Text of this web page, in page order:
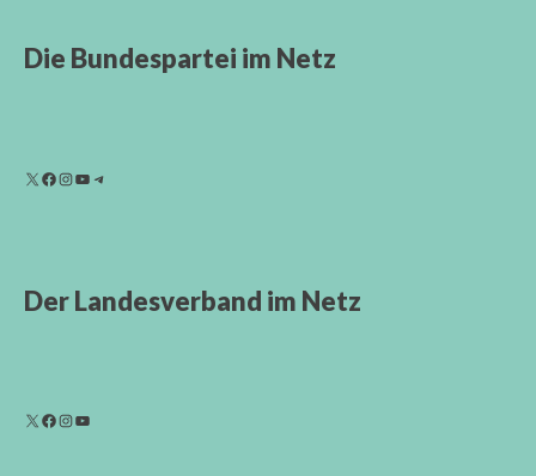
Die Bundespartei im Netz
Der Landesverband im Netz